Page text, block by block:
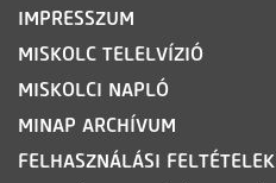
IMPRESSZUM
MISKOLC TELELVÍZIÓ
MISKOLCI NAPLÓ
MINAP ARCHÍVUM
FELHASZNÁLÁSI FELTÉTELEK